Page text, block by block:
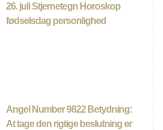
26. juli Stjernetegn Horoskop
fødselsdag personlighed
Angel Number 9822 Betydning:
At tage den rigtige beslutning er